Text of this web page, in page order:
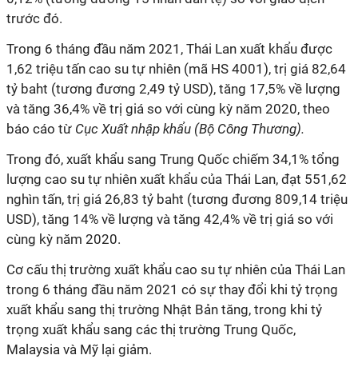
trước đó.
Trong 6 tháng đầu năm 2021, Thái Lan xuất khẩu được
1,62 triệu tấn cao su tự nhiên (mã HS 4001), trị giá 82,64
tỷ baht (tương đương 2,49 tỷ USD), tăng 17,5% về lượng
và tăng 36,4% về trị giá so với cùng kỳ năm 2020, theo
báo cáo từ Cục Xuất nhập khẩu (Bộ Công Thương).
Trong đó, xuất khẩu sang Trung Quốc chiếm 34,1% tổng
lượng cao su tự nhiên xuất khẩu của Thái Lan, đạt 551,62
nghìn tấn, trị giá 26,83 tỷ baht (tương đương 809,14 triệu
USD), tăng 14% về lượng và tăng 42,4% về trị giá so với
cùng kỳ năm 2020.
Cơ cấu thị trường xuất khẩu cao su tự nhiên của Thái Lan
trong 6 tháng đầu năm 2021 có sự thay đổi khi tỷ trọng
xuất khẩu sang thị trường Nhật Bản tăng, trong khi tỷ
trọng xuất khẩu sang các thị trường Trung Quốc,
Malaysia và Mỹ lại giảm.